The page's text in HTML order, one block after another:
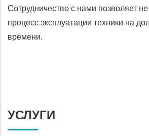
Сотрудничество с нами позволяет
процесс эксплуатации техники на
времени.
УСЛУГИ